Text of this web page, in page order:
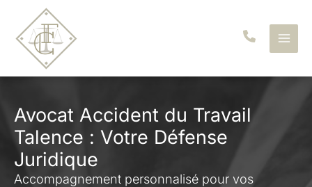
contenu
Avocat Accident du Travail
Talence : Votre Défense
Juridique
Accompagnement personnalisé pour vos